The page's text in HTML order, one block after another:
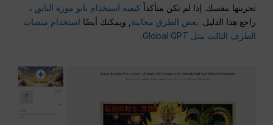
تجربتها بنفسك. إذا لم تكن متأكداًكيفية استخدام نانو موزة النانو , ،
راجع هذا الدليل. بعض الطرق مجانية , ويمكنك أيضًا استخدام منصات
الطرف الثالث مثل Global GPT.